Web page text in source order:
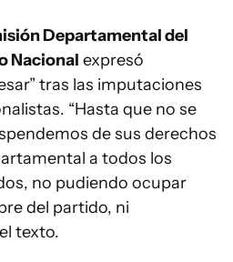
Departamental del
Nacional expresó
tras las imputaciones
“Hasta que no se
de sus derechos
a todos los
no pudiendo ocupar
del partido, ni
texto.